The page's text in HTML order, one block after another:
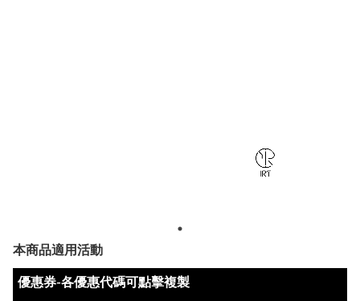
本商品適用活動
優惠券-各優惠代碼可點擊複製